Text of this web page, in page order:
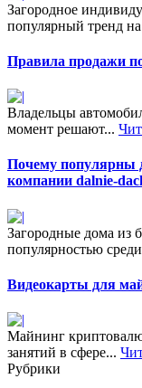
Загородное
популярный тренд
Правила продажи
Владельцы
момент решают...
Почему популярны
компании dalnie-
Загородные дома из
популярностью
Видеокарты для
Майнинг
занятий в сфере...
Рубрики